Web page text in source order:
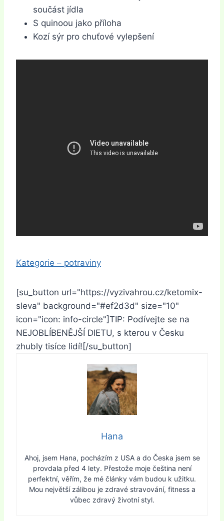
součást jídla
S quinoou jako příloha
Kozí sýr pro chuťové vylepšení
Kategorie – potraviny
[su_button url="https://vyzivahrou.cz/ketomix-
sleva" background="#ef2d3d" size="10"
icon="icon: info-circle"]TIP: Podívejte se na
NEJOBLÍBENĚJŠÍ DIETU, s kterou v Česku
zhubly tisíce lidí![/su_button]
Hana
Ahoj, jsem Hana, pocházím z USA a do Česka jsem se
provdala před 4 lety. Přestože moje čeština není
perfektní, věřím, že mé články vám budou k užitku.
Mou největší zálibou je zdravé stravování, fitness a
vůbec zdravý životní styl.